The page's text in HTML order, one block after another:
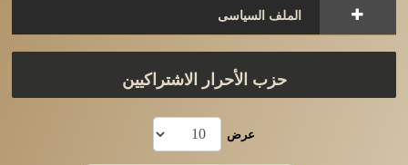
الملف السياسى
حزب الأحرار الاشتراكيين
عرض